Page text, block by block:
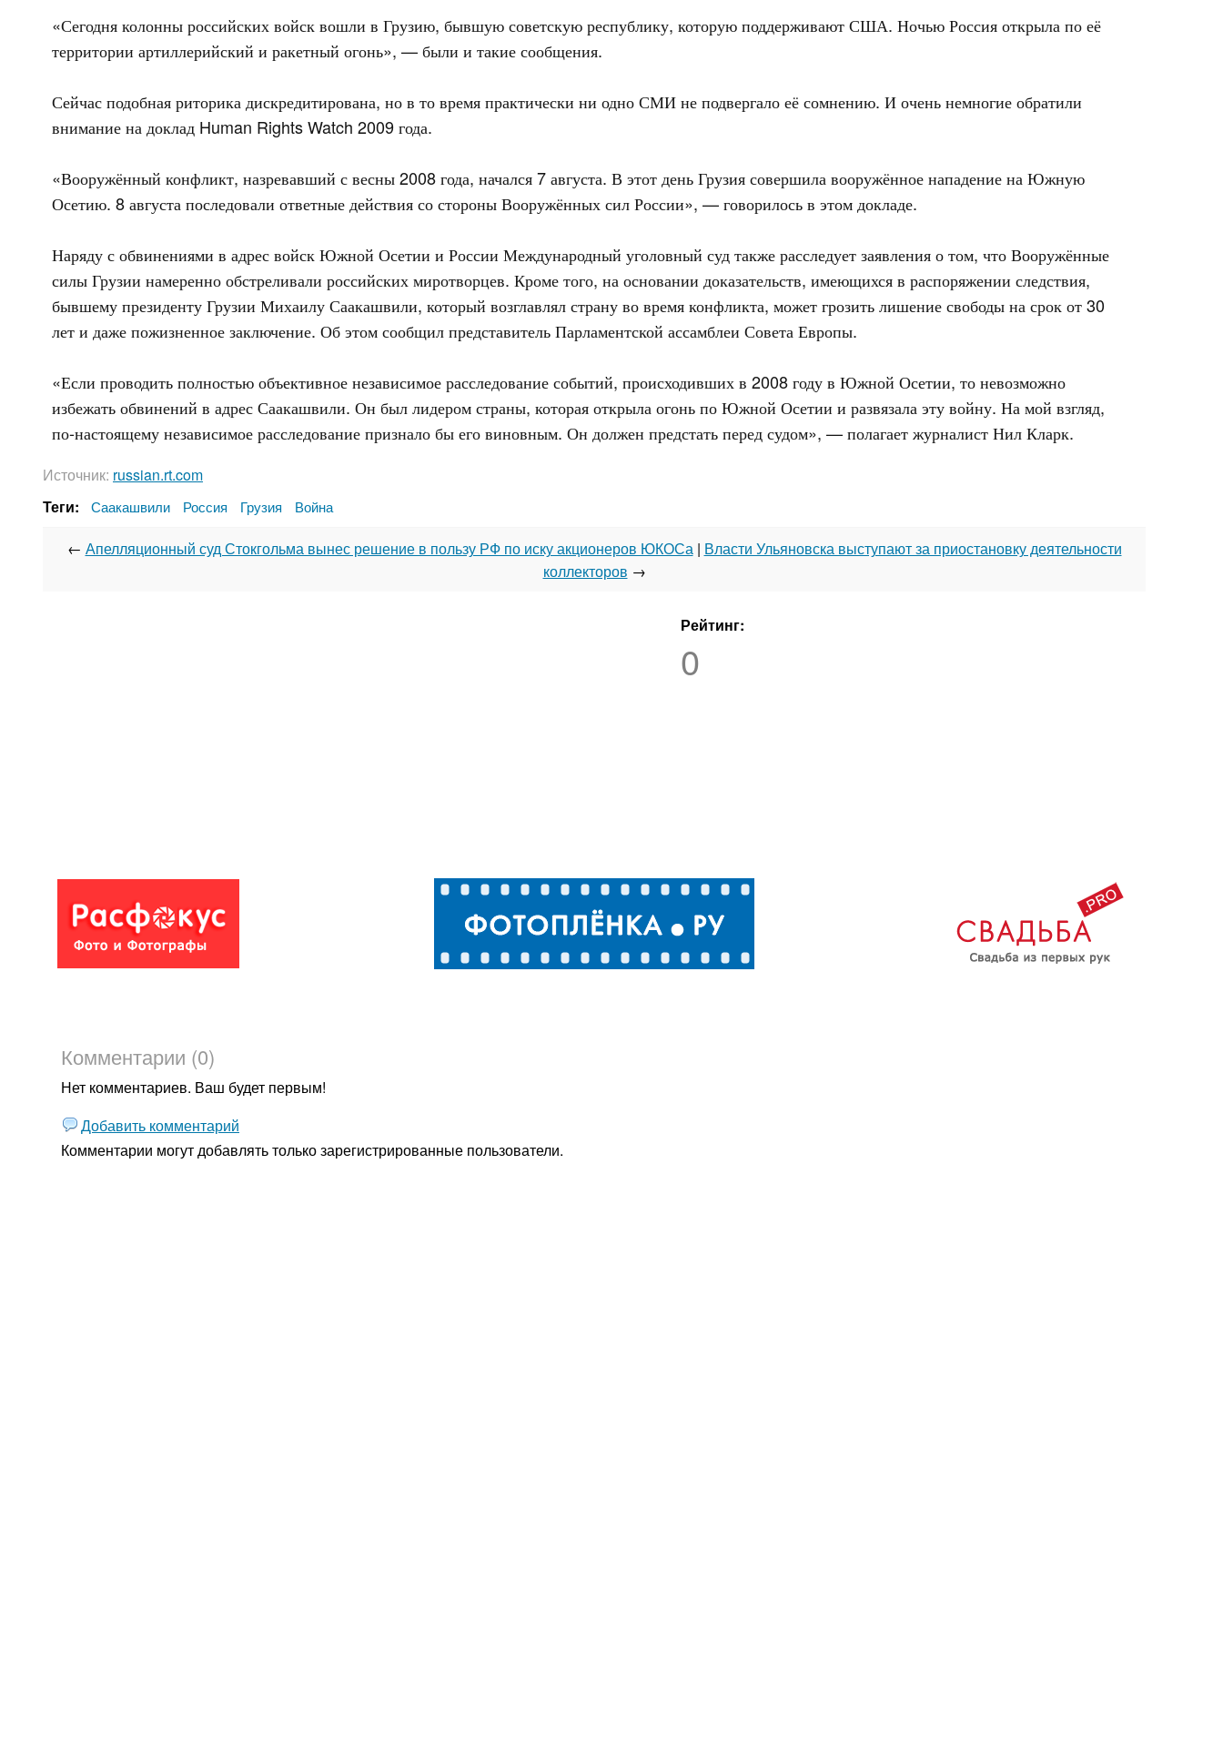
«Сегодня колонны российских войск вошли в Грузию, бывшую советскую республику, которую поддерживают США. Ночью Россия открыла по её
территории артиллерийский и ракетный огонь», — были и такие сообщения.
Сейчас подобная риторика дискредитирована, но в то время практически ни одно СМИ не подвергало её сомнению. И очень немногие обратили
внимание на доклад Human Rights Watch 2009 года.
«Вооружённый конфликт, назревавший с весны 2008 года, начался 7 августа. В этот день Грузия совершила вооружённое нападение на Южную
Осетию. 8 августа последовали ответные действия со стороны Вооружённых сил России», — говорилось в этом докладе.
Наряду с обвинениями в адрес войск Южной Осетии и России Международный уголовный суд также расследует заявления о том, что Вооружённые
силы Грузии намеренно обстреливали российских миротворцев. Кроме того, на основании доказательств, имеющихся в распоряжении следствия,
бывшему президенту Грузии Михаилу Саакашвили, который возглавлял страну во время конфликта, может грозить лишение свободы на срок от 30
лет и даже пожизненное заключение. Об этом сообщил представитель Парламентской ассамблеи Совета Европы.
«Если проводить полностью объективное независимое расследование событий, происходивших в 2008 году в Южной Осетии, то невозможно
избежать обвинений в адрес Саакашвили. Он был лидером страны, которая открыла огонь по Южной Осетии и развязала эту войну. На мой взгляд,
по-настоящему независимое расследование признало бы его виновным. Он должен предстать перед судом», — полагает журналист Нил Кларк.
Источник: russian.rt.com
Теги:
Саакашвили Россия Грузия Война
← Апелляционный суд Стокгольма вынес решение в пользу РФ по иску акционеров ЮКОСа| Власти Ульяновска выступают за приостановку деятельности
коллекторов →
Рейтинг:
0
Комментарии (0)
Нет комментариев. Ваш будет первым!
Добавить комментарий
Комментарии могут добавлять толькозарегистрированные пользователи.